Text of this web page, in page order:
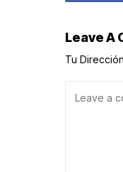
Leave A
Tu